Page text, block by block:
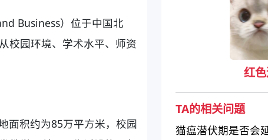
Business）位于中国北
校园环境、学术水平、师资
面积约为85万平方米，校园
红
TA的相关问题
猫瘟潜伏期是否会